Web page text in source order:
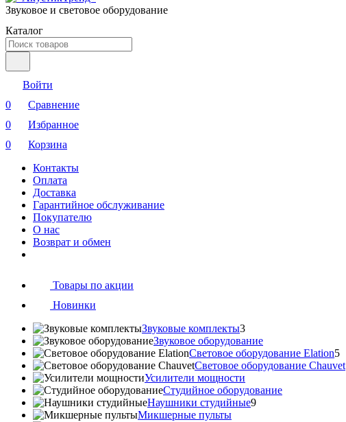
Звуковое и световое оборудование
Каталог
Войти
0
Сравнение
0
Избранное
0
Корзина
Контакты
Оплата
Доставка
Гарантийное обслуживание
Покупателю
О нас
Возврат и обмен
Товары по акции
Новинки
Звуковые комплекты3
Звуковое оборудование
Световое оборудование Elation5
Cветовое оборудование Chauvet
Усилители мощности
Студийное оборудование
Наушники студийные9
Микшерные пульты